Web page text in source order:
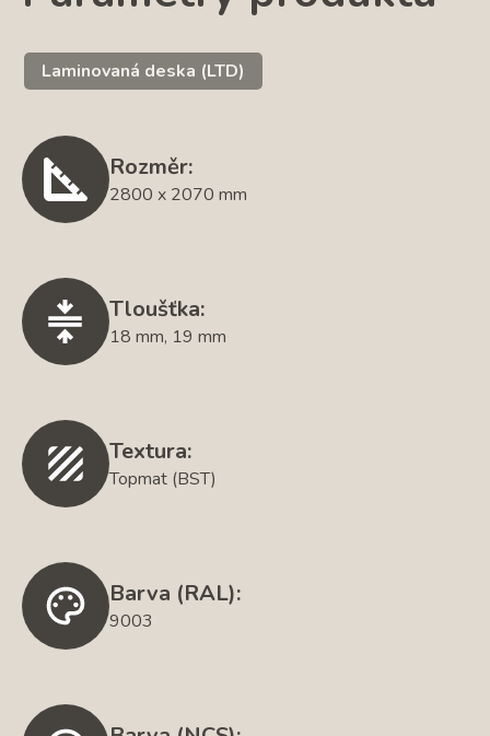
Laminovaná deska (LTD)
Rozměr:
2800 x 2070 mm
Tloušťka:
18 mm, 19 mm
Textura:
Topmat (BST)
Barva (RAL):
9003